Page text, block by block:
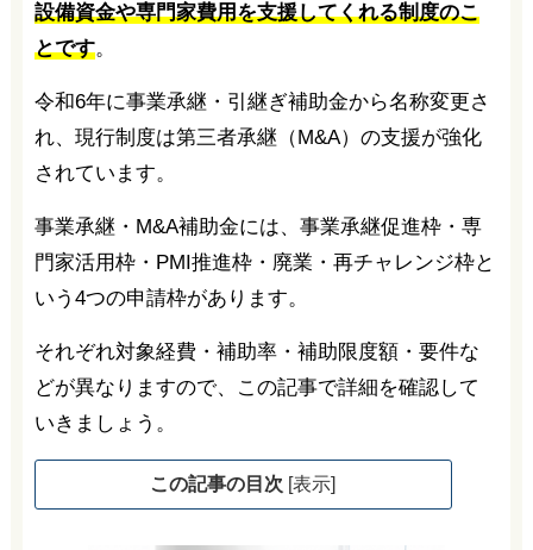
設備資金や専門家費用を支援してくれる制度のこ
とです。
令和6年に事業承継・引継ぎ補助金から名称変更さ
れ、現行制度は第三者承継（M&A）の支援が強化
されています。
事業承継・M&A補助金には、事業承継促進枠・専
門家活用枠・PMI推進枠・廃業・再チャレンジ枠と
いう4つの申請枠があります。
それぞれ対象経費・補助率・補助限度額・要件な
どが異なりますので、この記事で詳細を確認して
いきましょう。
この記事の目次 [表示]